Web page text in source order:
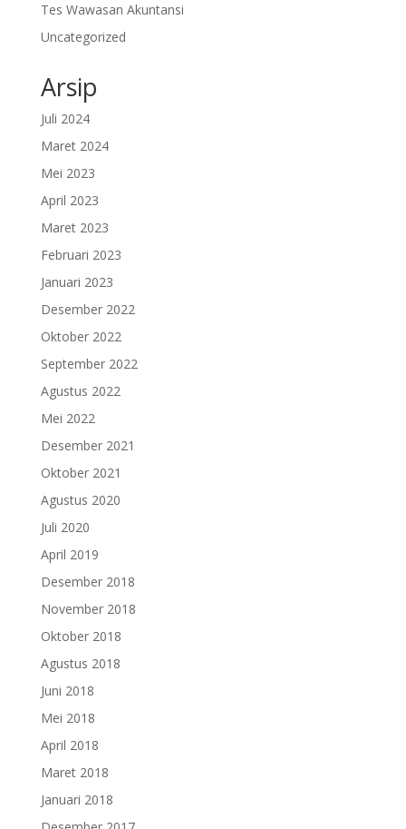
Tes Wawasan Akuntansi
Uncategorized
Arsip
Juli 2024
Maret 2024
Mei 2023
April 2023
Maret 2023
Februari 2023
Januari 2023
Desember 2022
Oktober 2022
September 2022
Agustus 2022
Mei 2022
Desember 2021
Oktober 2021
Agustus 2020
Juli 2020
April 2019
Desember 2018
November 2018
Oktober 2018
Agustus 2018
Juni 2018
Mei 2018
April 2018
Maret 2018
Januari 2018